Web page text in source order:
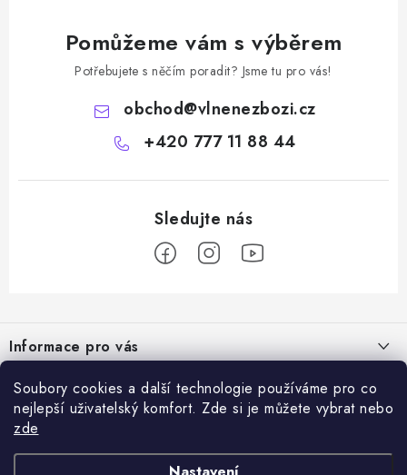
Soubory cookies a další technologie používáme pro co
nejlepší uživatelský komfort. Zde si je můžete vybrat nebo
zde
Pomůžeme vám s výběrem
Potřebujete s něčím poradit? Jsme tu pro vás!
obchod@vlnenezbozi.cz
+420 777 11 88 44
pInformace pro vás
Doprava a platba
Hodnocení obchodu
Dárky k nákupu
Vše o nákupu
Kontakty
Přijímáme online platby